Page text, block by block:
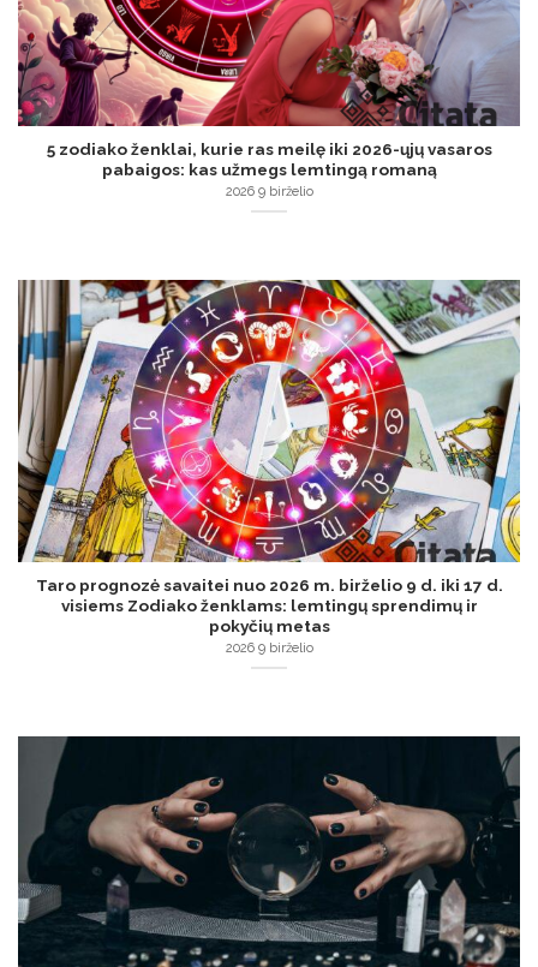
5 zodiako ženklai, kurie ras meilę iki 2026-ųjų vasaros
pabaigos: kas užmegs lemtingą romaną
2026 9 birželio
Taro prognozė savaitei nuo 2026 m. birželio 9 d. iki 17 d.
visiems Zodiako ženklams: lemtingų sprendimų ir
pokyčių metas
2026 9 birželio